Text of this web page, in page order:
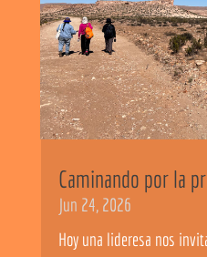
Caminando por la
Jun 24, 2026
Hoy una lideresa nos